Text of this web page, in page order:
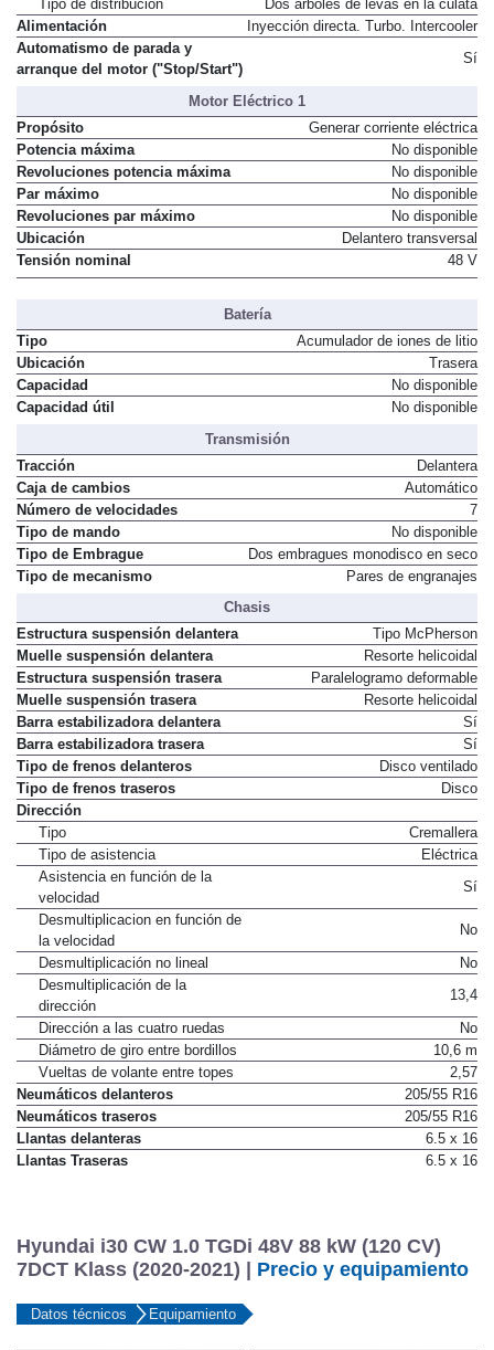
Tipo de distribución
Dos árboles de levas en la culata
Alimentación
Inyección directa. Turbo. Intercooler
Automatismo de parada y
arranque del motor ("Stop/Start")
Sí
Motor Eléctrico 1
Propósito
Generar corriente eléctrica
Potencia máxima
No disponible
Revoluciones potencia máxima
No disponible
Par máximo
No disponible
Revoluciones par máximo
No disponible
Ubicación
Delantero transversal
Tensión nominal
48 V
Batería
Tipo
Acumulador de iones de litio
Ubicación
Trasera
Capacidad
No disponible
Capacidad útil
No disponible
Transmisión
Tracción
Delantera
Caja de cambios
Automático
Número de velocidades
7
Tipo de mando
No disponible
Tipo de Embrague
Dos embragues monodisco en seco
Tipo de mecanismo
Pares de engranajes
Chasis
Estructura suspensión delantera
Tipo McPherson
Muelle suspensión delantera
Resorte helicoidal
Estructura suspensión trasera
Paralelogramo deformable
Muelle suspensión trasera
Resorte helicoidal
Barra estabilizadora delantera
Sí
Barra estabilizadora trasera
Sí
Tipo de frenos delanteros
Disco ventilado
Tipo de frenos traseros
Disco
Dirección
Tipo
Cremallera
Tipo de asistencia
Eléctrica
Asistencia en función de la
velocidad
Sí
Desmultiplicacion en función de
la velocidad
No
Desmultiplicación no lineal
No
Desmultiplicación de la
dirección
13,4
Dirección a las cuatro ruedas
No
Diámetro de giro entre bordillos
10,6 m
Vueltas de volante entre topes
2,57
Neumáticos delanteros
205/55 R16
Neumáticos traseros
205/55 R16
Llantas delanteras
6.5 x 16
Llantas Traseras
6.5 x 16
Hyundai i30 CW 1.0 TGDi 48V 88 kW (120 CV)
7DCT Klass (2020-2021) | Precio y equipamiento
Datos técnicos Equipamiento